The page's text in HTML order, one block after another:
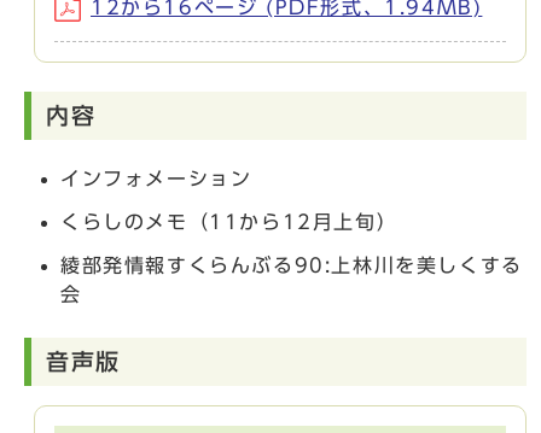
12から16ページ (PDF形式、1.94MB)
内容
インフォメーション
くらしのメモ（11から12月上旬）
綾部発情報すくらんぶる90:上林川を美しくする
会
音声版